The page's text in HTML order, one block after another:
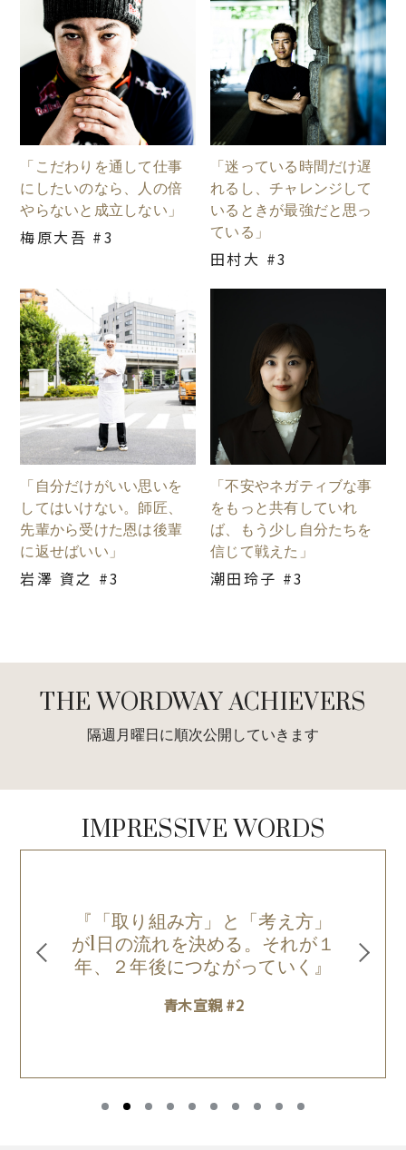
「こだわりを通して仕事
にしたいのなら、人の倍
やらないと成立しない」
梅原大吾 #3
「迷っている時間だけ遅
れるし、チャレンジして
いるときが最強だと思っ
ている」
田村大 #3
「自分だけがいい思いを
してはいけない。師匠、
先輩から受けた恩は後輩
に返せばいい」
岩澤 資之 #3
「不安やネガティブな事
をもっと共有していれ
ば、もう少し自分たちを
信じて戦えた」
潮田玲子 #3
THE WORDWAY ACHIEVERS
隔週月曜日に順次公開していきます
IMPRESSIVE WORDS
『「取り組み方」と「考え方」
が1日の流れを決める。それが１
年、２年後につながっていく』
青木宣親 #2
のせ